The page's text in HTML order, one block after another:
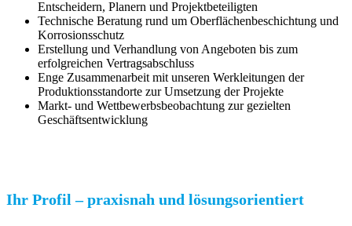
Entscheidern, Planern und Projektbeteiligten
Technische Beratung rund um Oberflächenbeschichtung und
Korrosionsschutz
Erstellung und Verhandlung von Angeboten bis zum
erfolgreichen Vertragsabschluss
Enge Zusammenarbeit mit unseren Werkleitungen der
Produktionsstandorte zur Umsetzung der Projekte
Markt- und Wettbewerbsbeobachtung zur gezielten
Geschäftsentwicklung
Ihr Profil – praxisnah und lösungsorientiert